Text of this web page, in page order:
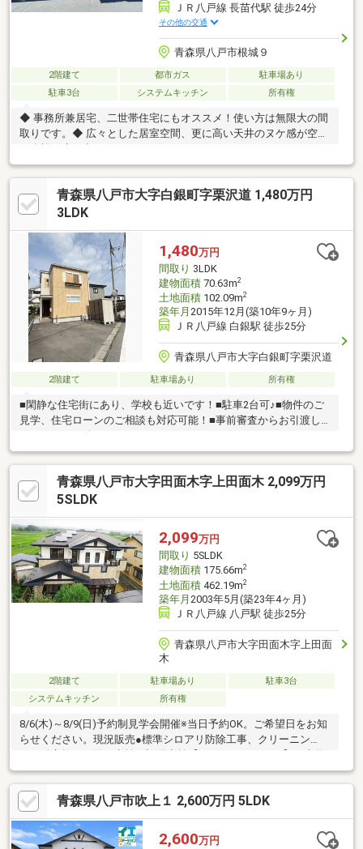
ＪＲ八戸線 長苗代駅 徒歩24分
その他の交通
青森県八戸市根城９
2階建て 都市ガス
駐車場あり
駐車3台
システムキッチン 所有権
◆ 事務所兼居宅、二世帯住宅にもオススメ！使い方は無限大の間
取りです。◆ 広々とした居室空間、更に高い天井のヌケ感が空間
青森県八戸市大字白銀町字栗沢道 1,480万円
3LDK
1,480万円
間取り 3LDK
建物面積70.63m2
土地面積102.09m2
築年月 2015年12月(築10年9ヶ月)
ＪＲ八戸線 白銀駅 徒歩25分
青森県八戸市大字白銀町字栗沢道
2階建て 駐車場あり 所有権
■閑静な住宅街にあり、学校も近いです！■駐車2台可♪■物件のご
見学、住宅ローンのご相談も対応可能！■事前審査からお引渡し
ト♪＞・2階リビングで日当たり良好！・築10年と比較的築浅で建
物もきれいな状態です！＜周辺環境＞・白鴎小学校 約650ｍ／
徒歩約10分・白銀中学校 約100／徒歩約1分・ユニバース白銀
店 約850ｍ／徒歩約11分見学をご希望の方は【見学希望する】
青森県八戸市大字田面木字上田面木 2,099万円
5SLDK
2,099万円
間取り 5SLDK
建物面積175.66m2
土地面積462.19m2
築年月 2003年5月(築23年4ヶ月)
ＪＲ八戸線 八戸駅 徒歩25分
青森県八戸市大字田面木字上田面
木
2階建て 駐車場あり
駐車3台
システムキッチン
所有権
8/6(木)～8/9(日)予約制見学会開催※当日予約OK。ご希望日をお知
らせください。現況販売●標準シロアリ防除工事、クリーニン
件は条件により住宅ローン減税が適用されます。・雨漏り、構造
上主要な部分の欠陥や・腐食、給排水管の故障や漏水についてお
引渡しより２年間保証・シロアリ防除工事施工後5年間保証・お客
様に合わせたローンの組み方や金融機関をご提案。住宅ローンが
初めての方でもお気軽にご相談ください
青森県八戸市吹上１ 2,600万円 5LDK
2,600万円